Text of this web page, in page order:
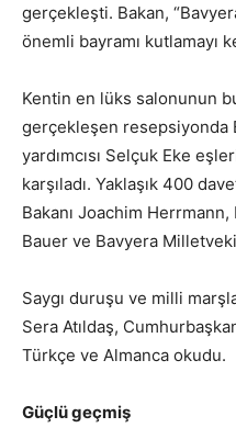
gerçekleşti. Bakan,
önemli bayramı kutlamayı
Kentin en lüks salonunun
gerçekleşen resepsiyonda
yardımcısı Selçuk Eke
karşıladı. Yaklaşık 400
Bakanı Joachim
Bauer ve Bavyera
Saygı duruşu ve milli
Sera Atıldaş,
Türkçe ve Almanca okudu.
Güçlü geçmiş